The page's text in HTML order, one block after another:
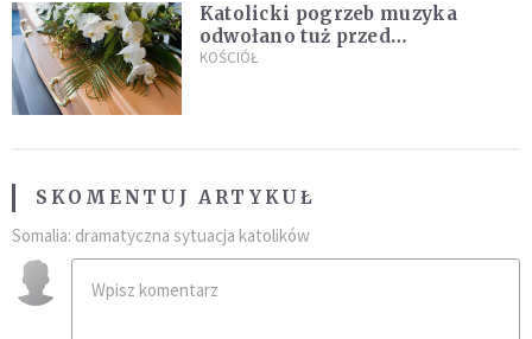
Katolicki pogrzeb muzyka
odwołano tuż przed
uroczystością. Powodem była
KOŚCIÓŁ
SKOMENTUJ ARTYKUŁ
Somalia: dramatyczna sytuacja katolików